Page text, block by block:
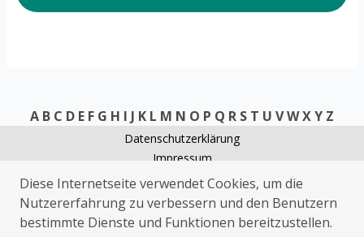
A B C D E F G H I J K L M N O P Q R S T U VWXY Z
Datenschutzerklärung
Impressum
Elektriker Langsdorf
Heizungsnotdienst Langsdorf
Kammerjäger Langsdorf
Diese Internetseite verwendet Cookies, um die
Nutzererfahrung zu verbessern und den Benutzern
bestimmte Dienste und Funktionen bereitzustellen.